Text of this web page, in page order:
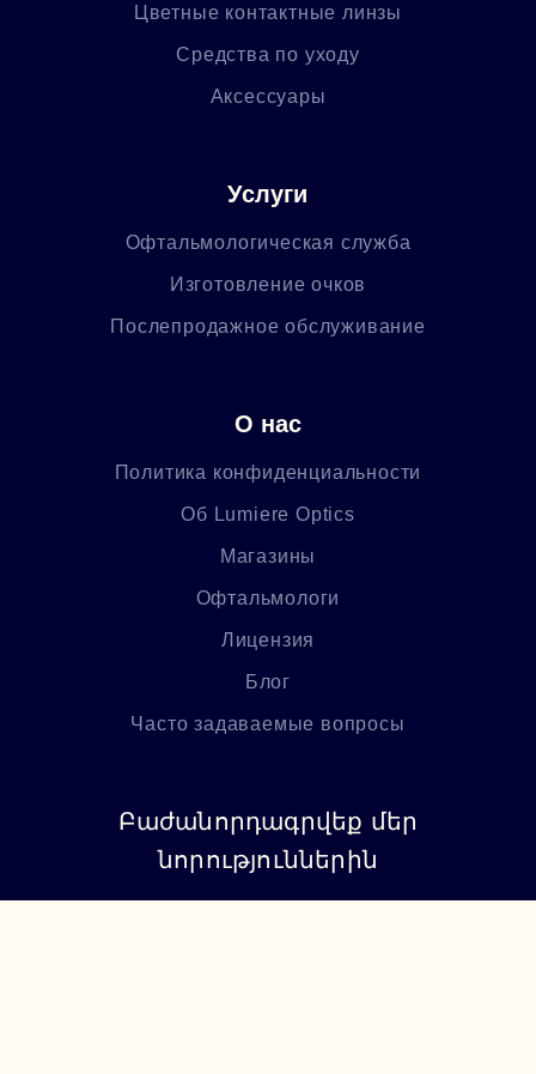
Цветные контактные линзы
Средства по уходу
Аксессуары
Услуги
Офтальмологическая служба
Изготовление очков
Послепродажное обслуживание
О нас
Политика конфиденциальности
Об Lumiere Optics
Магазины
Офтальмологи
Лицензия
Блог
Часто задаваемые вопросы
Բաժանորդագրվեք մեր
նորություններին